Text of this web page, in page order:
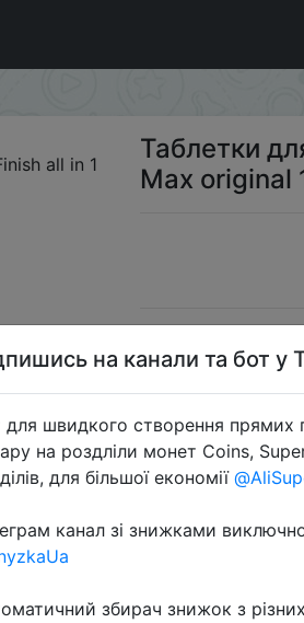
Max original 100 шт
Таблетки
Max original
на канали та бот у
для швидкого створення прямих
на роздліли монет Coins,
для більшої економії
канал зі знижками
збирач знижок з